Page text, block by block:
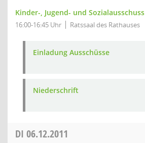
Kinder-, Jugend- und Sozialausschuss
16:00-16:45 Uhr Ratssaal des Rathauses
Einladung Ausschüsse
Niederschrift
DI 06.12.2011